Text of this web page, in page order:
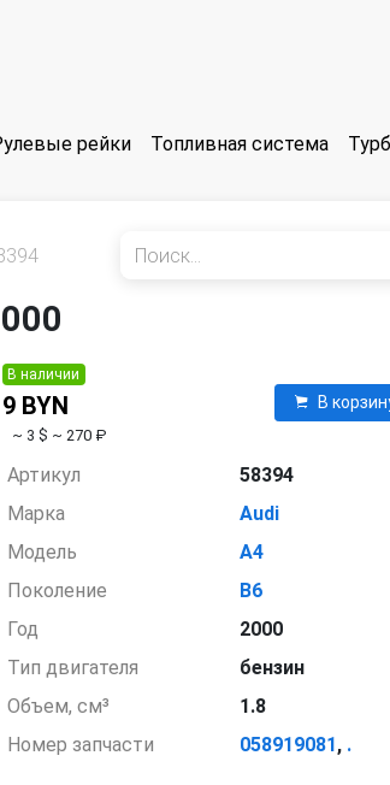
рейки Топливная система
В наличии
9 BYN
~ 3 $ ~ 270 ₽
В
Артикул
58394
Марка
Audi
Модель
A4
Поколение
B6
Год
2000
Тип двигателя
бензин
Объем, см³
1.8
Номер запчасти
058919081, .